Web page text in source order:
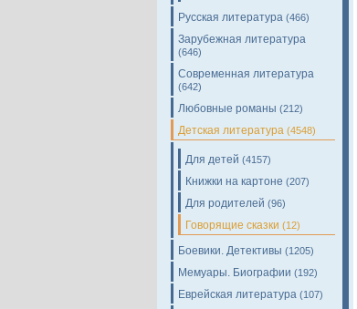
Русская литература (466)
Зарубежная литература
(646)
Современная литература
(642)
Любовные романы (212)
Детская литература (4548)
Для детей (4157)
Книжки на картоне (207)
Для родителей (96)
Говорящие сказки (12)
Боевики. Детективы (1205)
Мемуары. Биографии (192)
Еврейская литература (107)